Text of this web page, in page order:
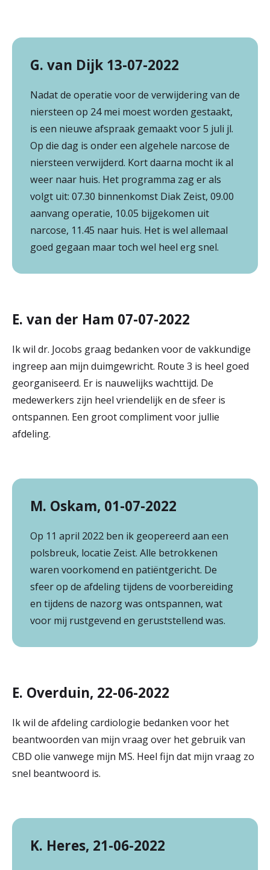
G. van Dijk 13-07-2022
Nadat de operatie voor de verwijdering van de
niersteen op 24 mei moest worden gestaakt,
is een nieuwe afspraak gemaakt voor 5 juli jl.
Op die dag is onder een algehele narcose de
niersteen verwijderd. Kort daarna mocht ik al
weer naar huis. Het programma zag er als
volgt uit: 07.30 binnenkomst Diak Zeist, 09.00
aanvang operatie, 10.05 bijgekomen uit
narcose, 11.45 naar huis. Het is wel allemaal
goed gegaan maar toch wel heel erg snel.
E. van der Ham 07-07-2022
Ik wil dr. Jocobs graag bedanken voor de vakkundige
ingreep aan mijn duimgewricht. Route 3 is heel goed
georganiseerd. Er is nauwelijks wachttijd. De
medewerkers zijn heel vriendelijk en de sfeer is
ontspannen. Een groot compliment voor jullie
afdeling.
M. Oskam, 01-07-2022
Op 11 april 2022 ben ik geopereerd aan een
polsbreuk, locatie Zeist. Alle betrokkenen
waren voorkomend en patiëntgericht. De
sfeer op de afdeling tijdens de voorbereiding
en tijdens de nazorg was ontspannen, wat
voor mij rustgevend en geruststellend was.
E. Overduin, 22-06-2022
Ik wil de afdeling cardiologie bedanken voor het
beantwoorden van mijn vraag over het gebruik van
CBD olie vanwege mijn MS. Heel fijn dat mijn vraag zo
snel beantwoord is.
K. Heres, 21-06-2022